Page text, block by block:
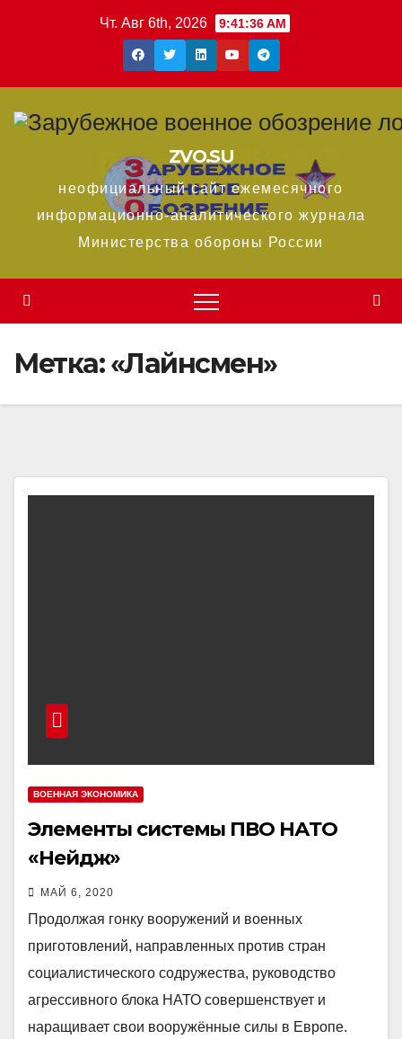
Чт. Авг 6th, 2026 9:41:36 AM
ZVO.SU
неофициальный сайт ежемесячного
информационно-аналитического журнала
Министерства обороны России
Метка:«Лайнсмен»
ВОЕННАЯ ЭКОНОМИКА
Элементы системы ПВО НАТО
«Нейдж»
МАЙ 6, 2020
Продолжая гонку вооружений и военных
приготовлений, направленных против стран
социалистического содружества, руководство
агрессивного блока НАТО совершенствует и
наращивает свои вооружённые силы в Европе.